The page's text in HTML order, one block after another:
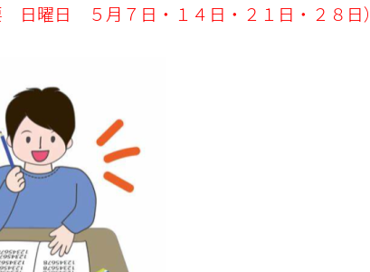
日曜日 ５月７日・１４日・２１日・２８日）